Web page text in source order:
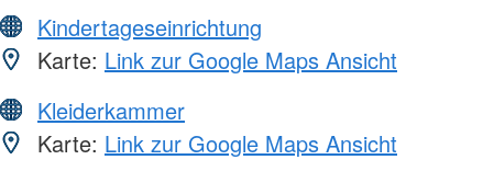
Kindertageseinrichtung
Karte: Link zur Google Maps Ansicht
Kleiderkammer
Karte: Link zur Google Maps Ansicht